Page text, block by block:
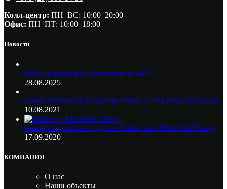
Колл-центр: ПН–ВС: 10:00–20:00​
Офис: ПН–ПТ: 10:00–18:00
Новости
Какие радиаторы отопления лучше?
28.08.2025
Какой трубчатый радиатор ставят у себя дома продавцы
10.08.2021
Какой кондиционер лучше Daikin или Mitsubishi Heavy
17.09.2020
КОМПАНИЯ
О нас
Наши объекты